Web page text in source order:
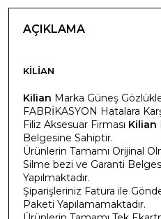
AÇIKLAMA
KILIAN
Kilian Marka Güneş
FABRİKASYON Hatalara
Filiz Aksesuar Firması Kilian
Belgesine Sahiptir.
Ürünlerin Tamamı Orijinal
Silme bezi ve Garanti
Yapılmaktadır.
Şiparişleriniz Fatura ile
Paketi Yapılamamaktadır.